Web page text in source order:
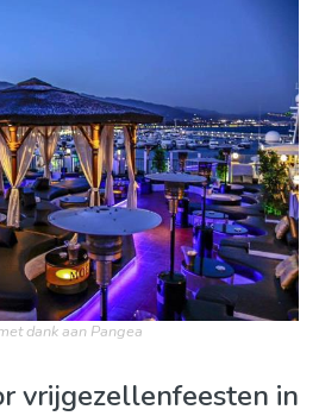
dank aan Pangea
vrijgezellenfeesten in